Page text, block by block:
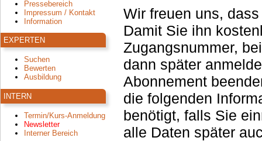
Pressebereich
Impressum / Kontakt
Information
EXPERTEN
Suchen
Bewerten
Ausbildung
INTERN
Termin/Kurs-Anmeldung
Newsletter
Interner Bereich
Wir freuen uns,
Damit Sie ihn
Zugangsnummer,
dann später
Abonnement beenden oder Kurse
die folgenden
benötigt, falls Sie einmal Ihr Passwort nicht mehr wissen. Sie können
alle Daten später